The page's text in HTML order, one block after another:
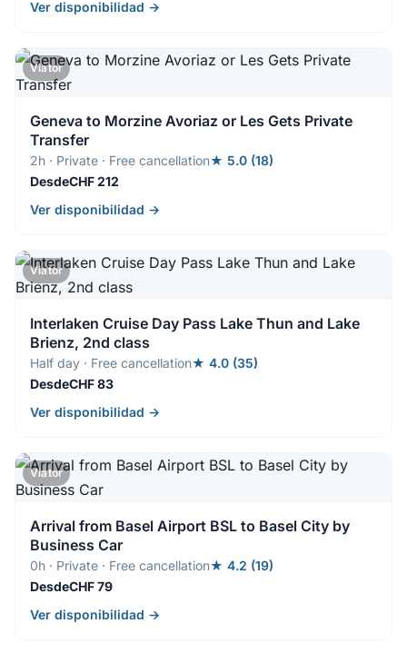
Ver disponibilidad →
Viator
Geneva to Morzine Avoriaz or Les Gets Private
Transfer
2h · Private · Free cancellation★ 5.0 (18)
DesdeCHF 212
Ver disponibilidad →
Viator
Interlaken Cruise Day Pass Lake Thun and Lake
Brienz, 2nd class
Half day · Free cancellation★ 4.0 (35)
DesdeCHF 83
Ver disponibilidad →
Viator
Arrival from Basel Airport BSL to Basel City by
Business Car
0h · Private · Free cancellation★ 4.2 (19)
DesdeCHF 79
Ver disponibilidad →